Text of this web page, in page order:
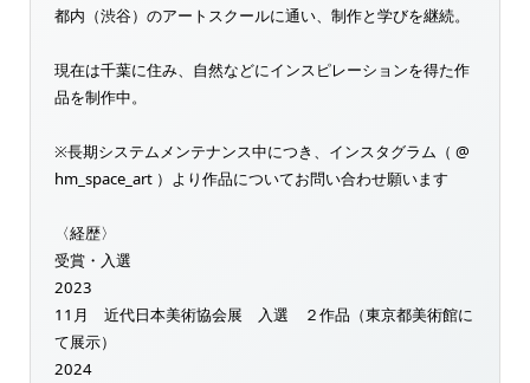
都内（渋谷）のアートスクールに通い、制作と学びを継続。
現在は千葉に住み、自然などにインスピレーションを得た作
品を制作中。
※長期システムメンテナンス中につき、インスタグラム（ @
hm_space_art ）より作品についてお問い合わせ願います
〈経歴〉
受賞・入選
2023
11月 近代日本美術協会展 入選 ２作品（東京都美術館に
て展示）
2024